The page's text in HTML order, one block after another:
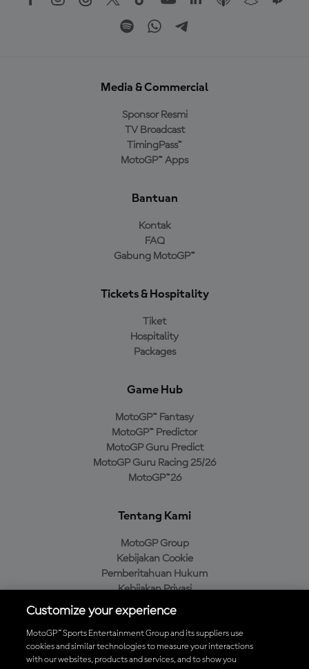
Media & Commercial
Sponsor Resmi
TV Broadcast
TimingPass™
MotoGP™ Apps
Bantuan
Kontak
FAQ
Gabung MotoGP™
Tickets & Hospitality
Tiket
Hospitality
Packages
Game Hub
MotoGP™ Fantasy
MotoGP™ Predictor
MotoGP Guru Predict
MotoGP Guru Racing 25/26
MotoGP™26
Tentang Kami
MotoGP Group
Kebijakan Cookie
Pemberitahuan Hukum
Kebijakan Privasi
Kebijakan Pembelian
Unduh Aplikasi Resmi MotoGP™
Customize your experience
MotoGP™ Sports Entertainment Group and its suppliers use
cookies and similar technologies to measure your interactions
with our websites, products and services, and to show you